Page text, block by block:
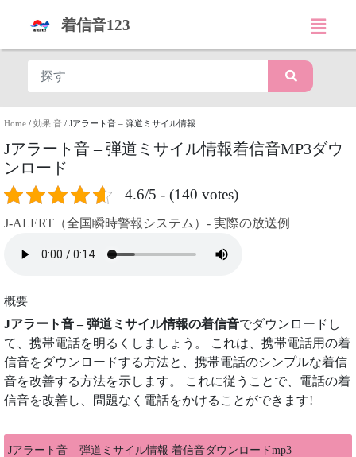
着信音123
Home / 効果 音 / Jアラート音 – 弾道ミサイル情報
Jアラート音 – 弾道ミサイル情報着信音MP3ダウ
ンロード
4.6/5 - (140 votes)
J-ALERT（全国瞬時警報システム）- 実際の放送例
概要
Jアラート音 – 弾道ミサイル情報の着信音でダウンロードし
て、携帯電話を明るくしましょう。 これは、携帯電話用の着
信音をダウンロードする方法と、携帯電話のシンプルな着信
音を改善する方法を示します。 これに従うことで、電話の着
信音を改善し、問題なく電話をかけることができます!
Jアラート音 – 弾道ミサイル情報 着信音ダウンロードmp3